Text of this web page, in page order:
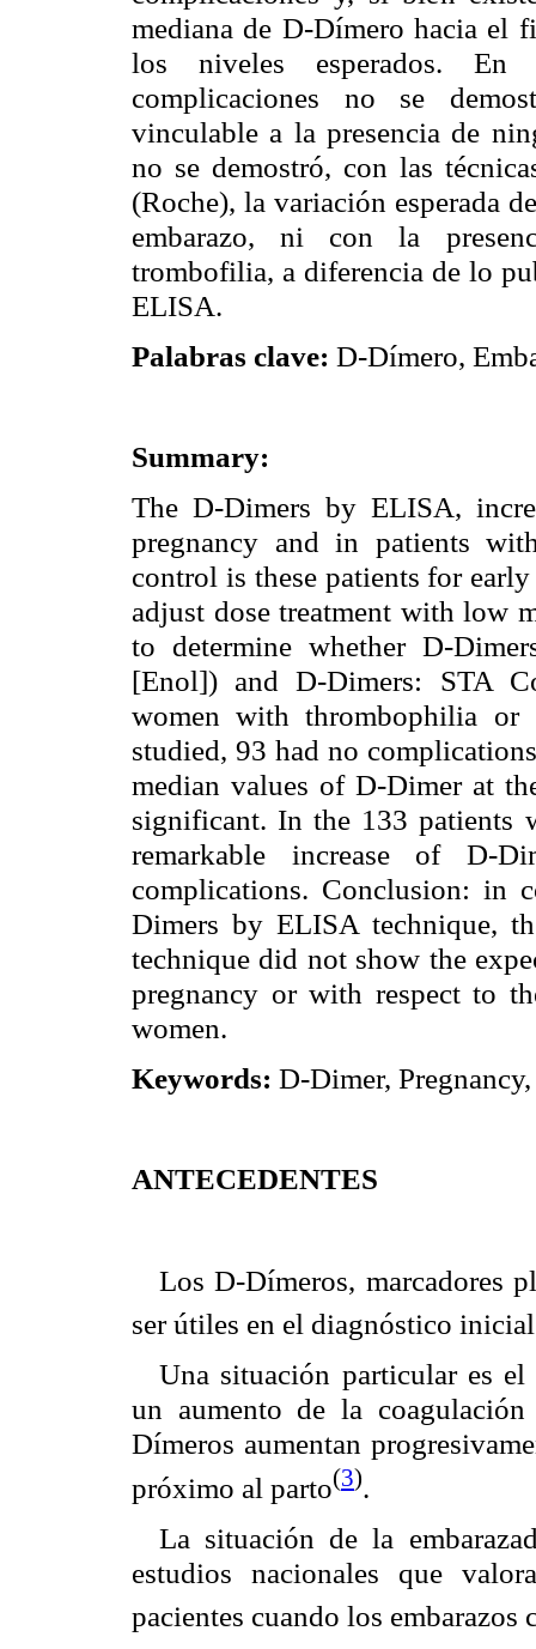
mediana de D-Dímero hacia el
los niveles esperados. En
complicaciones no se
vinculable a la presencia de
no se demostró, con las
(Roche), la variación esperada
embarazo, ni con la
trombofilia, a diferencia de lo
ELISA.
Palabras clave: D-Dímero,
Summary:
The D-Dimers by ELISA,
pregnancy and in patients
control is these patients for
adjust dose treatment with low
to determine whether D-
[Enol]) and D-Dimers: STA
women with thrombophilia or
studied, 93 had no
median values of D-Dimer at
significant. In the 133 patients
remarkable increase of D-
complications. Conclusion: in
Dimers by ELISA technique,
technique did not show the
pregnancy or with respect to
women.
Keywords: D-Dimer,
ANTECEDENTES
Los D-Dímeros, marcadores
ser útiles en el diagnóstico
Una situación particular es
un aumento de la
Dímeros aumentan
próximo al parto(3).
La situación de la
estudios nacionales que
pacientes cuando los